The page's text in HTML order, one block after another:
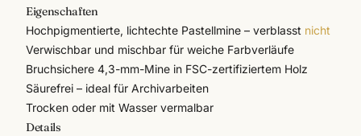
Eigenschaften
Hochpigmentierte, lichtechte Pastellmine – verblasst nicht
Verwischbar und mischbar für weiche Farbverläufe
Bruchsichere 4,3-mm-Mine in FSC-zertifiziertem Holz
Säurefrei – ideal für Archivarbeiten
Trocken oder mit Wasser vermalbar
Details